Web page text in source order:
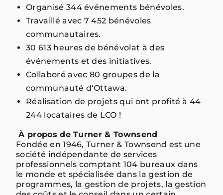
Organisé 344 événements bénévoles.
Travaillé avec 7 452 bénévoles
communautaires.
30 613 heures de bénévolat à des
événements et des initiatives.
Collaboré avec 80 groupes de la
communauté d’Ottawa.
Réalisation de projets qui ont profité à 44
244 locataires de LCO !
À propos de Turner & Townsend
Fondée en 1946, Turner & Townsend est une
société indépendante de services
professionnels comptant 104 bureaux dans
le monde et spécialisée dans la gestion de
programmes, la gestion de projets, la gestion